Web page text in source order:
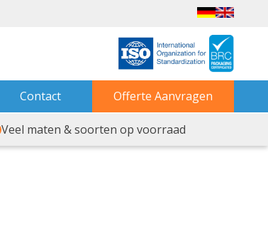
Contact Offerte Aanvragen
Veel maten & soorten op voorraad